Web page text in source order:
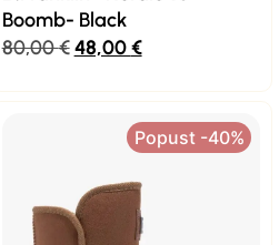
Boomb- Black
80,00€ 48,00€
Popust -40%